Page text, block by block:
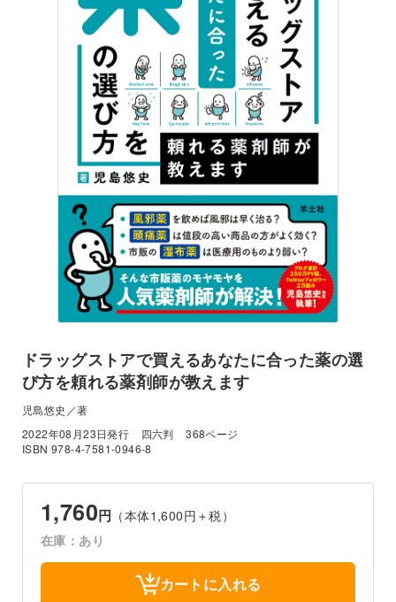
ドラッグストアで買えるあなたに合った薬の選
び方を頼れる薬剤師が教えます
児島悠史／著
2022年08月23日発行
四六判
368ページ
ISBN 978-4-7581-0946-8
1,760円 （本体1,600円＋税）
在庫：あり
カートに入れる